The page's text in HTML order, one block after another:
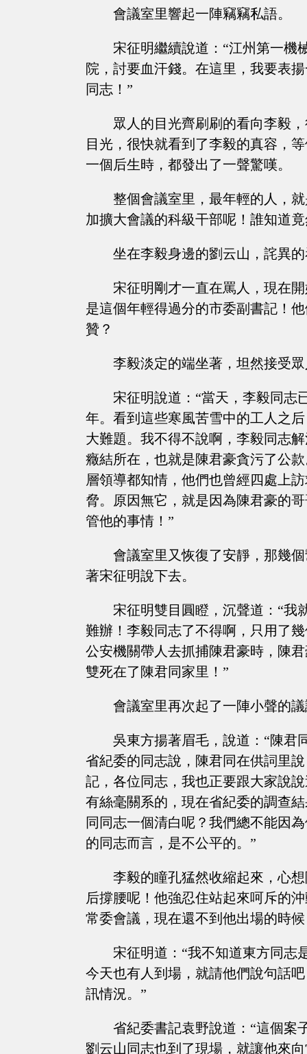
會議室里響起一陣竊竊私語。
宋征明繼續說道：“江州第一機
院，討要血汗錢。在這里，我要表
同志！”
眾人的目光齊刷刷的看向李毅
目光，很快就看到了李毅的真容，
一個后生時，都發出了一聲驚嘆。
整個會議室里，最年輕的人，
加擴大會議的科級干部呢！誰知道
坐在李毅身邊的劉云山，詫異
宋征明剛才一直在罵人，現在
是這個年輕得過分的市委副書記！
贊？
李毅淡定的端坐著，坦然接受
宋征明說道：“當天，李毅同志
年。看到這些寒風苦雪中的工人之
大難題。我不得不說啊，李毅同志
癥結所在，也就是陳君豪貪污了公
層領導都知情，他們也曾經四處上
脅。原因無它，就是因為陳君豪的
管他的事情！”
會議室里又恢復了安靜，那幾
著宋征明說下去。
宋征明雙目圓瞪，沉聲道：“我
難辦！李毅同志了不得啊，只用了
公安機關帶人去抓捕陳君豪時，陳
雙死在了陳君同家里！”
會議室里再次起了一陣小聲的
吳東方揚著眉毛，說道：“陳君
省紀委的同志說，陳君同在供詞里
記，各位同志，我也正要跟大家說
有絲毫關系的，現在省紀委的調查
同同志一個清白呢？我們總不能因
的同志而言，是不公平的。”
李毅的瞳孔猛然收縮起來，心
后撐腰呢！他強忍住站起來呵斥的
常委會議，現在還不到他出場的時
宋征明道：“我不知道東方同志
今天也有人到場，就請他們說句話
訊情況。”
省紀委書記袁野說道：“這個案
劉云山同志也到了現場，就讓他來